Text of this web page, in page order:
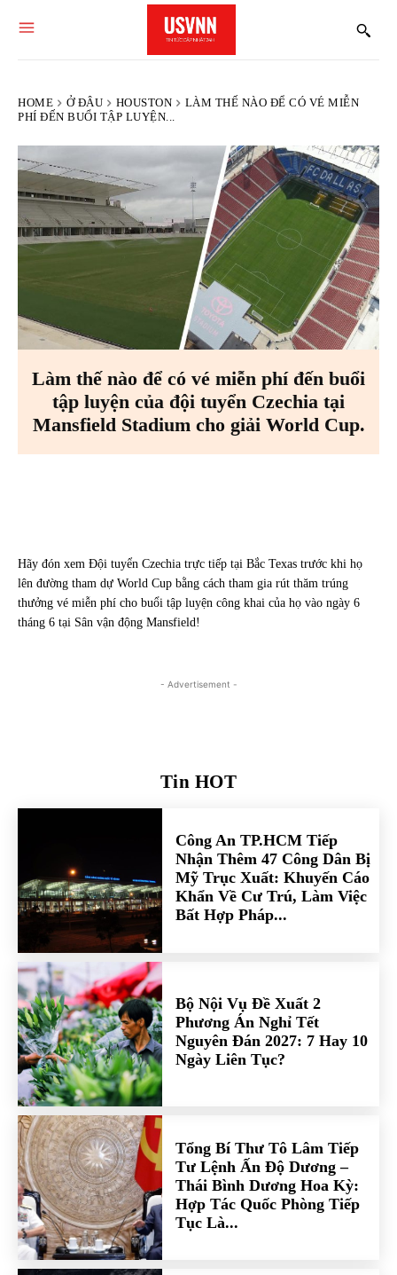
HOME Ở ĐÂU HOUSTON
LÀM THẾ NÀO ĐỂ CÓ VÉ MIỄN
PHÍ ĐẾN BUỔI TẬP LUYỆN...
Tin HOT
Công An TP.HCM Tiếp
Nhận Thêm 47 Công Dân Bị
Mỹ Trục Xuất: Khuyến Cáo
Khẩn Về Cư Trú, Làm Việc
Bất Hợp Pháp...
Bộ Nội Vụ Đề Xuất 2
Phương Án Nghỉ Tết
Nguyên Đán 2027: 7 Hay 10
Ngày Liên Tục?
Tổng Bí Thư Tô Lâm Tiếp
Tư Lệnh Ấn Độ Dương –
Thái Bình Dương Hoa Kỳ:
Hợp Tác Quốc Phòng Tiếp
Tục Là...
Làm thế nào để có vé miễn phí đến buổi
tập luyện của đội tuyển Czechia tại
Mansfield Stadium cho giải World Cup.
Hãy đón xem Đội tuyển Czechia trực tiếp tại Bắc Texas trước khi họ
lên đường tham dự World Cup bằng cách tham gia rút thăm trúng
thưởng vé miễn phí cho buổi tập luyện công khai của họ vào ngày 6
tháng 6 tại Sân vận động Mansfield!
- Advertisement -